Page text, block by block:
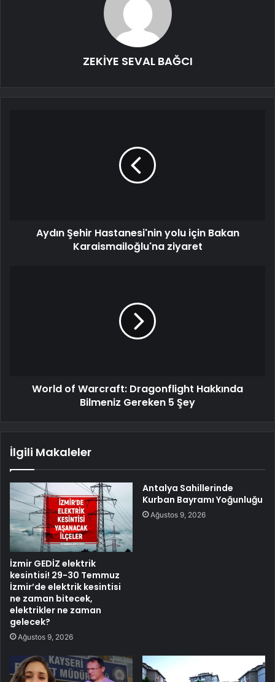
ZEKİYE SEVAL BAĞCI
Aydın Şehir Hastanesi'nin yolu için Bakan
Karaismailoğlu'na ziyaret
World of Warcraft: Dragonflight Hakkında
Bilmeniz Gereken 5 Şey
İlgili Makaleler
İzmir GEDİZ elektrik
kesintisi! 29-30 Temmuz
İzmir’de elektrik kesintisi
ne zaman bitecek,
elektrikler ne zaman
gelecek?
Ağustos 9, 2026
Antalya Sahillerinde
Kurban Bayramı Yoğunluğu
Ağustos 9, 2026